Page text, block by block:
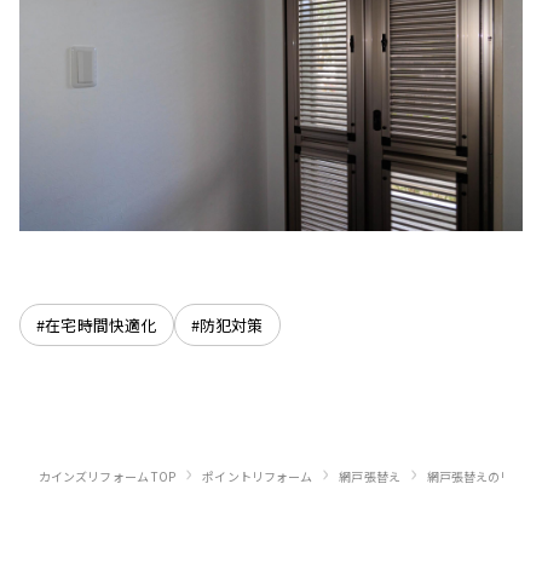
#在宅時間快適化 #防犯対策
カインズリフォーム TOP › ポイントリフォーム › 網戸張替え › 網戸張替えのリフォ